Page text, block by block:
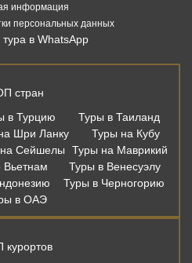
информация
персональных данных
в WhatsApp
стран
в Турцию
Туры в Таиланд
Шри Ланку
Туры на Кубу
Сейшелы
Туры на Маврикий
Вьетнам
Туры в Венесуэлу
Туры в Черногорию
в ОАЭ
курортов